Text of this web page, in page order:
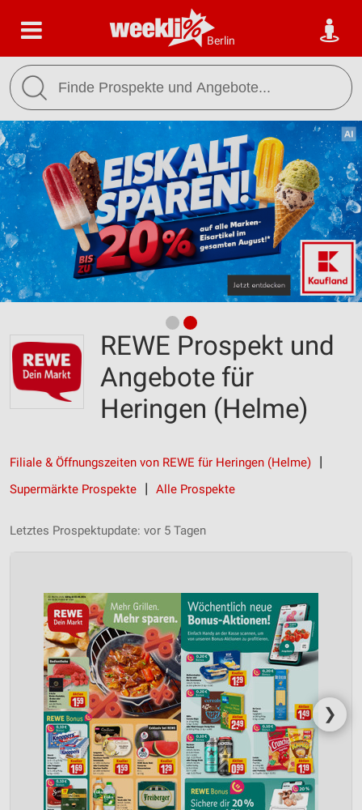
Berlin
REWE Prospekt und
Angebote für
Heringen (Helme)
Filiale & Öffnungszeiten von REWE für Heringen (Helme)
Supermärkte Prospekte
Alle Prospekte
Letztes Prospektupdate: vor 5 Tagen
❯